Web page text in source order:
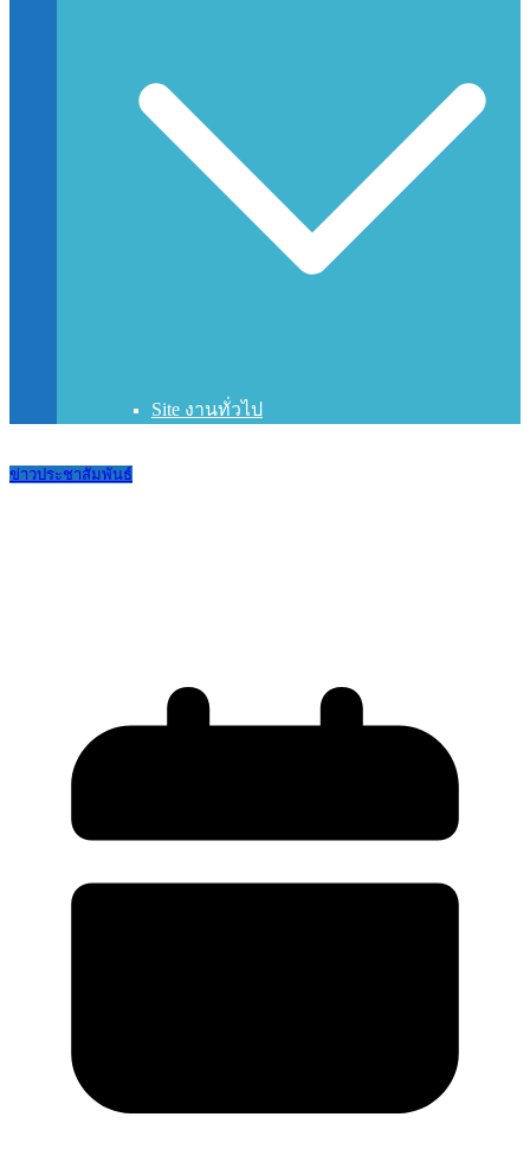
Site งานทั่วไป
ข่าวประชาสัมพันธ์